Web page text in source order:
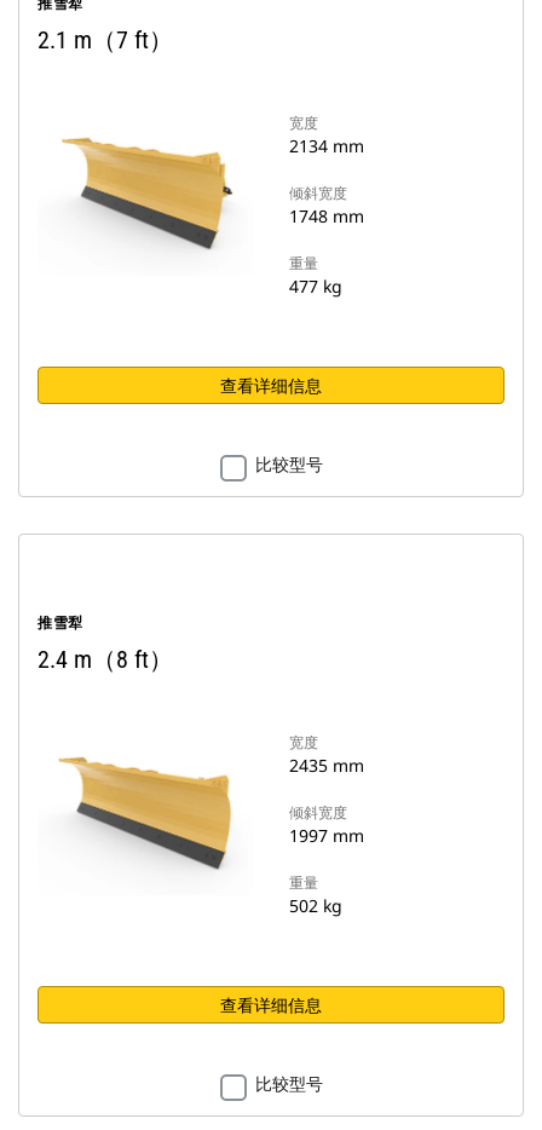
2.1 m（7 ft）
宽度
2134 mm
倾斜宽度
1748 mm
重量
477 kg
查看详细信息
比较型号
推雪犁
2.4 m（8 ft）
宽度
2435 mm
倾斜宽度
1997 mm
重量
502 kg
查看详细信息
比较型号